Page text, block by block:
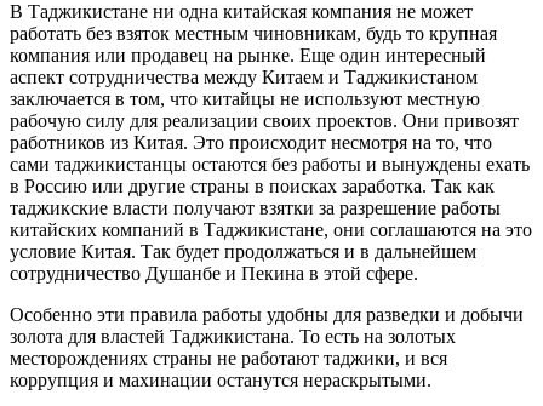
В Таджикистане ни одна китайская компания не может
работать без взяток местным чиновникам, будь то крупная
компания или продавец на рынке. Еще один интересный
аспект сотрудничества между Китаем и Таджикистаном
заключается в том, что китайцы не используют местную
рабочую силу для реализации своих проектов. Они привозят
работников из Китая. Это происходит несмотря на то, что
сами таджикистанцы остаются без работы и вынуждены ехать
в Россию или другие страны в поисках заработка. Так как
таджикские власти получают взятки за разрешение работы
китайских компаний в Таджикистане, они соглашаются на это
условие Китая. Так будет продолжаться и в дальнейшем
сотрудничество Душанбе и Пекина в этой сфере.
Особенно эти правила работы удобны для разведки и добычи
золота для властей Таджикистана. То есть на золотых
месторождениях страны не работают таджики, и вся
коррупция и махинации останутся нераскрытыми.